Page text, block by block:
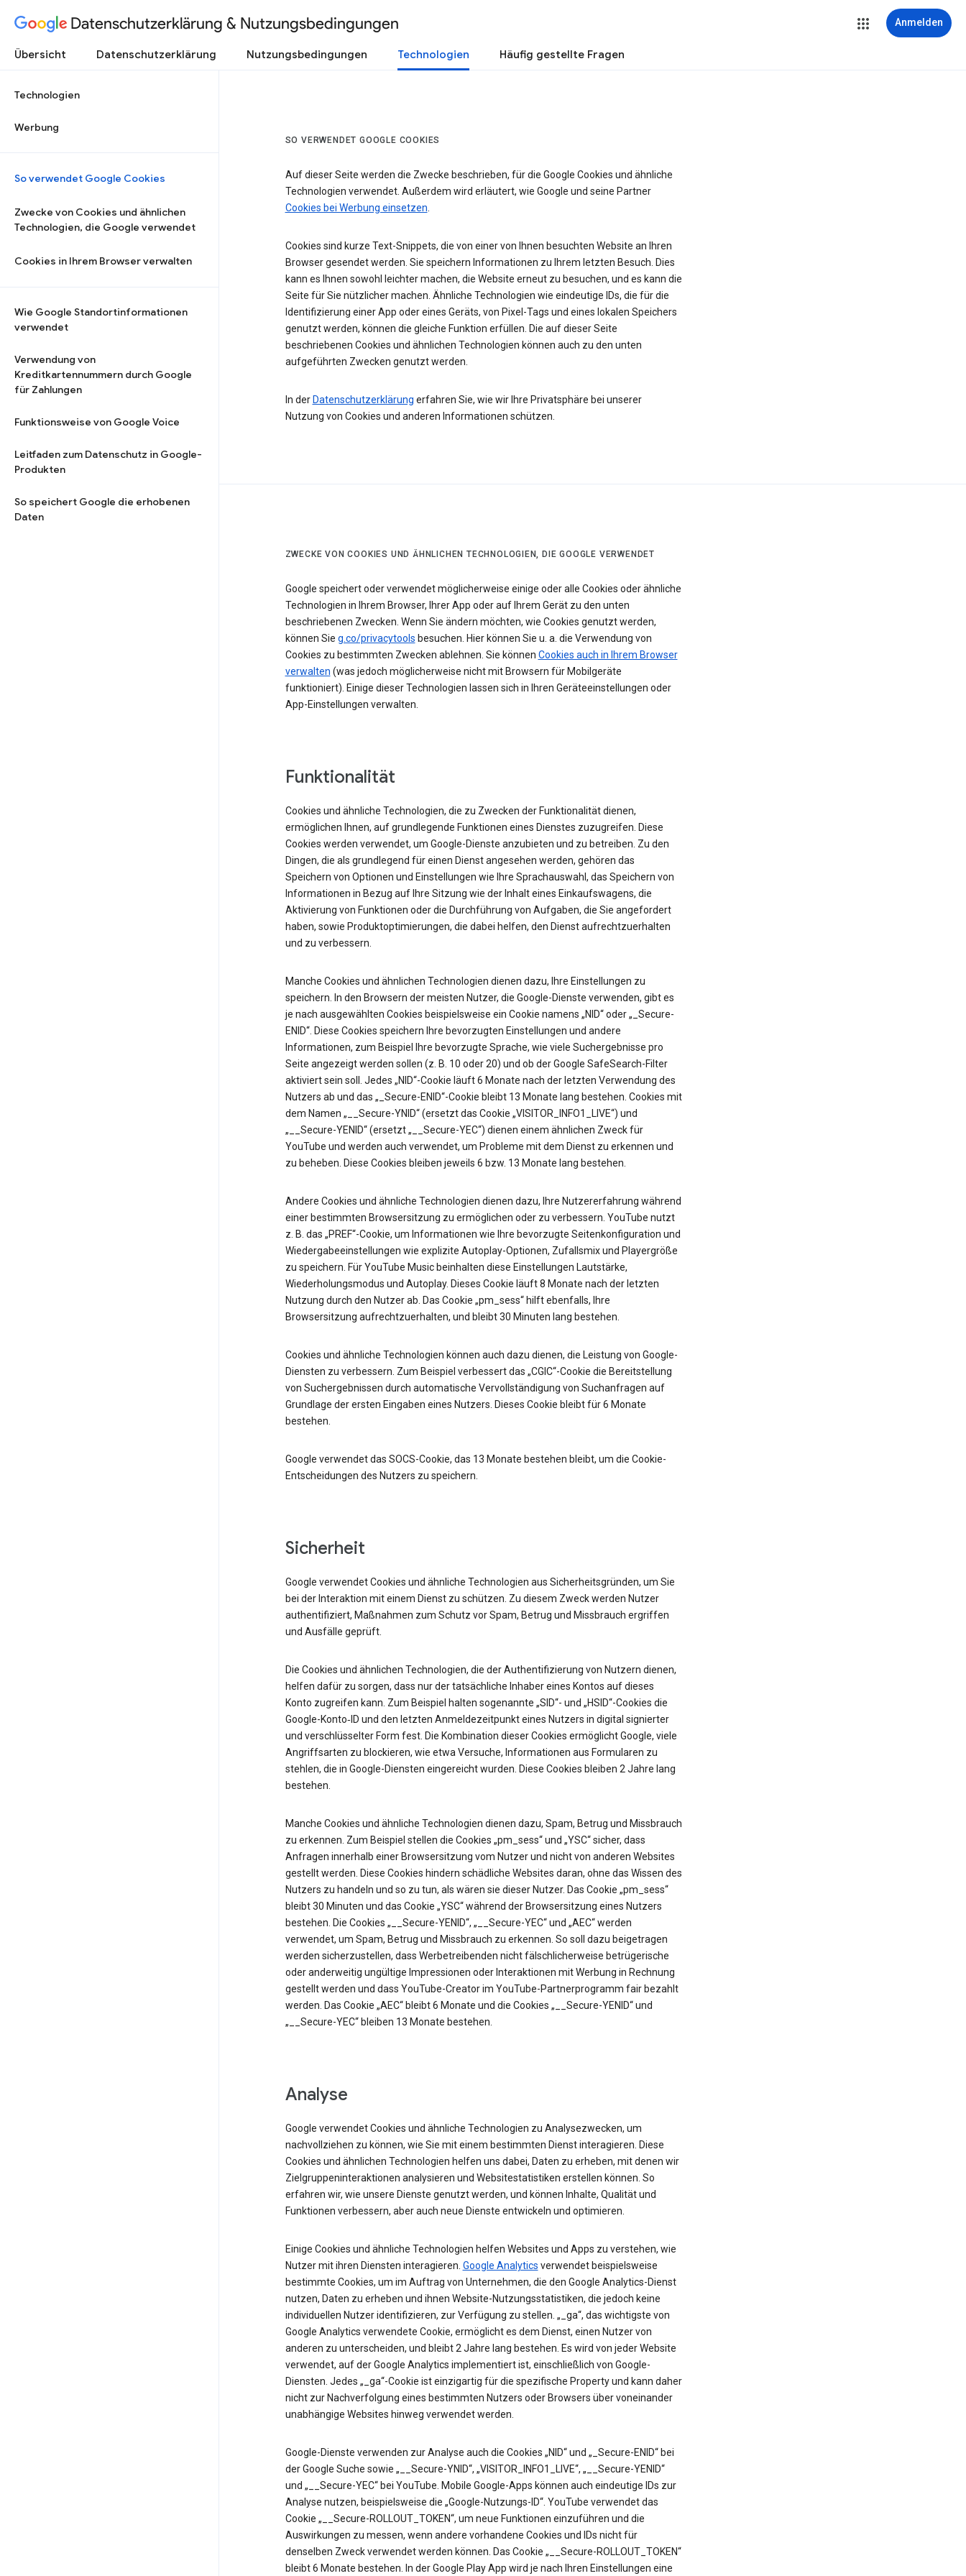
Datenschutzerklärung & Nutzungsbedingungen Anmelden
Übersicht Datenschutzerklärung Nutzungsbedingungen Technologien Häufig gestellte Fragen
Technologien
Werbung
So verwendet Google Cookies
Zwecke von Cookies und ähnlichen
Technologien, die Google verwendet
Cookies in Ihrem Browser verwalten
Wie Google Standortinformationen
verwendet
Verwendung von
Kreditkartennummern durch Google
für Zahlungen
Funktionsweise von Google Voice
Leitfaden zum Datenschutz in Google-
Produkten
So speichert Google die erhobenen
Daten
SO VERWENDET GOOGLE COOKIES
Auf dieser Seite werden die Zwecke beschrieben, für die Google Cookies und ähnliche
Technologien verwendet. Außerdem wird erläutert, wie Google und seine Partner
Cookies bei Werbung einsetzen.
Cookies sind kurze Text-Snippets, die von einer von Ihnen besuchten Website an Ihren
Browser gesendet werden. Sie speichern Informationen zu Ihrem letzten Besuch. Dies
kann es Ihnen sowohl leichter machen, die Website erneut zu besuchen, und es kann die
Seite für Sie nützlicher machen. Ähnliche Technologien wie eindeutige IDs, die für die
Identifizierung einer App oder eines Geräts, von Pixel-Tags und eines lokalen Speichers
genutzt werden, können die gleiche Funktion erfüllen. Die auf dieser Seite
beschriebenen Cookies und ähnlichen Technologien können auch zu den unten
aufgeführten Zwecken genutzt werden.
In der Datenschutzerklärung erfahren Sie, wie wir Ihre Privatsphäre bei unserer
Nutzung von Cookies und anderen Informationen schützen.
ZWECKE VON COOKIES UND ÄHNLICHEN TECHNOLOGIEN, DIE GOOGLE VERWENDET
Google speichert oder verwendet möglicherweise einige oder alle Cookies oder ähnliche
Technologien in Ihrem Browser, Ihrer App oder auf Ihrem Gerät zu den unten
beschriebenen Zwecken. Wenn Sie ändern möchten, wie Cookies genutzt werden,
können Sie g.co/privacytools besuchen. Hier können Sie u. a. die Verwendung von
Cookies zu bestimmten Zwecken ablehnen. Sie können Cookies auch in Ihrem Browser
verwalten (was jedoch möglicherweise nicht mit Browsern für Mobilgeräte
funktioniert). Einige dieser Technologien lassen sich in Ihren Geräteeinstellungen oder
App-Einstellungen verwalten.
Funktionalität
Cookies und ähnliche Technologien, die zu Zwecken der Funktionalität dienen,
ermöglichen Ihnen, auf grundlegende Funktionen eines Dienstes zuzugreifen. Diese
Cookies werden verwendet, um Google-Dienste anzubieten und zu betreiben. Zu den
Dingen, die als grundlegend für einen Dienst angesehen werden, gehören das
Speichern von Optionen und Einstellungen wie Ihre Sprachauswahl, das Speichern von
Informationen in Bezug auf Ihre Sitzung wie der Inhalt eines Einkaufswagens, die
Aktivierung von Funktionen oder die Durchführung von Aufgaben, die Sie angefordert
haben, sowie Produktoptimierungen, die dabei helfen, den Dienst aufrechtzuerhalten
und zu verbessern.
Manche Cookies und ähnlichen Technologien dienen dazu, Ihre Einstellungen zu
speichern. In den Browsern der meisten Nutzer, die Google-Dienste verwenden, gibt es
je nach ausgewählten Cookies beispielsweise ein Cookie namens „NID“ oder „_Secure-
ENID“. Diese Cookies speichern Ihre bevorzugten Einstellungen und andere
Informationen, zum Beispiel Ihre bevorzugte Sprache, wie viele Suchergebnisse pro
Seite angezeigt werden sollen (z. B. 10 oder 20) und ob der Google SafeSearch-Filter
aktiviert sein soll. Jedes „NID“-Cookie läuft 6 Monate nach der letzten Verwendung des
Nutzers ab und das „_Secure-ENID“-Cookie bleibt 13 Monate lang bestehen. Cookies mit
dem Namen „__Secure-YNID“ (ersetzt das Cookie „VISITOR_INFO1_LIVE“) und
„__Secure-YENID“ (ersetzt „__Secure-YEC“) dienen einem ähnlichen Zweck für
YouTube und werden auch verwendet, um Probleme mit dem Dienst zu erkennen und
zu beheben. Diese Cookies bleiben jeweils 6 bzw. 13 Monate lang bestehen.
Andere Cookies und ähnliche Technologien dienen dazu, Ihre Nutzererfahrung während
einer bestimmten Browsersitzung zu ermöglichen oder zu verbessern. YouTube nutzt
z. B. das „PREF“-Cookie, um Informationen wie Ihre bevorzugte Seitenkonfiguration und
Wiedergabeeinstellungen wie explizite Autoplay-Optionen, Zufallsmix und Playergröße
zu speichern. Für YouTube Music beinhalten diese Einstellungen Lautstärke,
Wiederholungsmodus und Autoplay. Dieses Cookie läuft 8 Monate nach der letzten
Nutzung durch den Nutzer ab. Das Cookie „pm_sess“ hilft ebenfalls, Ihre
Browsersitzung aufrechtzuerhalten, und bleibt 30 Minuten lang bestehen.
Cookies und ähnliche Technologien können auch dazu dienen, die Leistung von Google-
Diensten zu verbessern. Zum Beispiel verbessert das „CGIC“-Cookie die Bereitstellung
von Suchergebnissen durch automatische Vervollständigung von Suchanfragen auf
Grundlage der ersten Eingaben eines Nutzers. Dieses Cookie bleibt für 6 Monate
bestehen.
Google verwendet das SOCS-Cookie, das 13 Monate bestehen bleibt, um die Cookie-
Entscheidungen des Nutzers zu speichern.
Sicherheit
Google verwendet Cookies und ähnliche Technologien aus Sicherheitsgründen, um Sie
bei der Interaktion mit einem Dienst zu schützen. Zu diesem Zweck werden Nutzer
authentifiziert, Maßnahmen zum Schutz vor Spam, Betrug und Missbrauch ergriffen
und Ausfälle geprüft.
Die Cookies und ähnlichen Technologien, die der Authentifizierung von Nutzern dienen,
helfen dafür zu sorgen, dass nur der tatsächliche Inhaber eines Kontos auf dieses
Konto zugreifen kann. Zum Beispiel halten sogenannte „SID“- und „HSID“-Cookies die
Google-Konto‑ID und den letzten Anmeldezeitpunkt eines Nutzers in digital signierter
und verschlüsselter Form fest. Die Kombination dieser Cookies ermöglicht Google, viele
Angriffsarten zu blockieren, wie etwa Versuche, Informationen aus Formularen zu
stehlen, die in Google-Diensten eingereicht wurden. Diese Cookies bleiben 2 Jahre lang
bestehen.
Manche Cookies und ähnliche Technologien dienen dazu, Spam, Betrug und Missbrauch
zu erkennen. Zum Beispiel stellen die Cookies „pm_sess“ und „YSC“ sicher, dass
Anfragen innerhalb einer Browsersitzung vom Nutzer und nicht von anderen Websites
gestellt werden. Diese Cookies hindern schädliche Websites daran, ohne das Wissen des
Nutzers zu handeln und so zu tun, als wären sie dieser Nutzer. Das Cookie „pm_sess“
bleibt 30 Minuten und das Cookie „YSC“ während der Browsersitzung eines Nutzers
bestehen. Die Cookies „__Secure-YENID“, „__Secure-YEC“ und „AEC“ werden
verwendet, um Spam, Betrug und Missbrauch zu erkennen. So soll dazu beigetragen
werden sicherzustellen, dass Werbetreibenden nicht fälschlicherweise betrügerische
oder anderweitig ungültige Impressionen oder Interaktionen mit Werbung in Rechnung
gestellt werden und dass YouTube-Creator im YouTube-Partnerprogramm fair bezahlt
werden. Das Cookie „AEC“ bleibt 6 Monate und die Cookies „__Secure-YENID“ und
„__Secure-YEC“ bleiben 13 Monate bestehen.
Analyse
Google verwendet Cookies und ähnliche Technologien zu Analysezwecken, um
nachvollziehen zu können, wie Sie mit einem bestimmten Dienst interagieren. Diese
Cookies und ähnlichen Technologien helfen uns dabei, Daten zu erheben, mit denen wir
Zielgruppeninteraktionen analysieren und Websitestatistiken erstellen können. So
erfahren wir, wie unsere Dienste genutzt werden, und können Inhalte, Qualität und
Funktionen verbessern, aber auch neue Dienste entwickeln und optimieren.
Einige Cookies und ähnliche Technologien helfen Websites und Apps zu verstehen, wie
Nutzer mit ihren Diensten interagieren. Google Analytics verwendet beispielsweise
bestimmte Cookies, um im Auftrag von Unternehmen, die den Google Analytics-Dienst
nutzen, Daten zu erheben und ihnen Website-Nutzungsstatistiken, die jedoch keine
individuellen Nutzer identifizieren, zur Verfügung zu stellen. „_ga“, das wichtigste von
Google Analytics verwendete Cookie, ermöglicht es dem Dienst, einen Nutzer von
anderen zu unterscheiden, und bleibt 2 Jahre lang bestehen. Es wird von jeder Website
verwendet, auf der Google Analytics implementiert ist, einschließlich von Google-
Diensten. Jedes „_ga“-Cookie ist einzigartig für die spezifische Property und kann daher
nicht zur Nachverfolgung eines bestimmten Nutzers oder Browsers über voneinander
unabhängige Websites hinweg verwendet werden.
Google-Dienste verwenden zur Analyse auch die Cookies „NID“ und „_Secure-ENID“ bei
der Google Suche sowie „__Secure-YNID“, „VISITOR_INFO1_LIVE“, „__Secure-YENID“
und „__Secure-YEC“ bei YouTube. Mobile Google-Apps können auch eindeutige IDs zur
Analyse nutzen, beispielsweise die „Google-Nutzungs-ID“. YouTube verwendet das
Cookie „__Secure-ROLLOUT_TOKEN“, um neue Funktionen einzuführen und die
Auswirkungen zu messen, wenn andere vorhandene Cookies und IDs nicht für
denselben Zweck verwendet werden können. Das Cookie „__Secure-ROLLOUT_TOKEN“
bleibt 6 Monate bestehen. In der Google Play App wird je nach Ihren Einstellungen eine